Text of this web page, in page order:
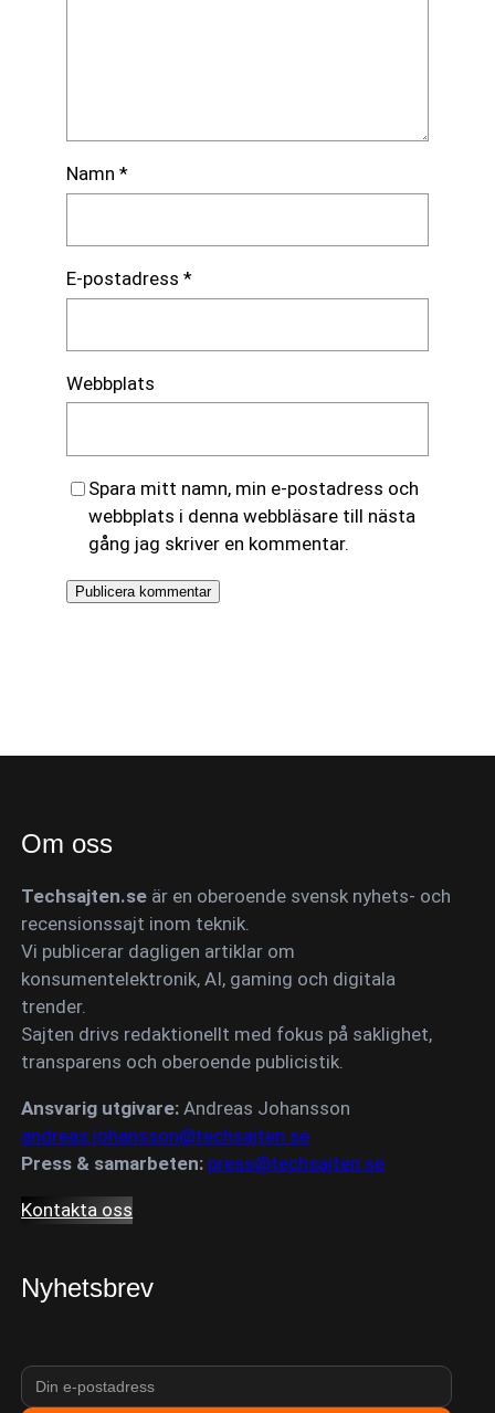
Namn *
E-postadress *
Webbplats
Spara mitt namn, min e-postadress och
webbplats i denna webbläsare till nästa
gång jag skriver en kommentar.
Om oss
Techsajten.se är en oberoende svensk nyhets- och
recensionssajt inom teknik.
Vi publicerar dagligen artiklar om
konsumentelektronik, AI, gaming och digitala
trender.
Sajten drivs redaktionellt med fokus på saklighet,
transparens och oberoende publicistik.
Ansvarig utgivare: Andreas Johansson
andreas.johansson@techsajten.se
Press & samarbeten: press@techsajten.se
Kontakta oss
Nyhetsbrev